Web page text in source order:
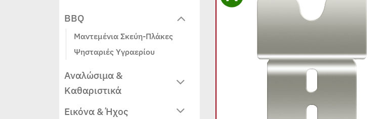
BBQ
Μαντεμένια Σκεύη-Πλάκες
Ψησταριές Υγραερίου
Αναλώσιμα &
Καθαριστικά
Εικόνα & Ήχος